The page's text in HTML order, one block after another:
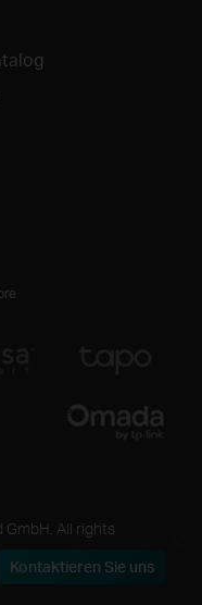
All rights
Kontaktieren Sie uns